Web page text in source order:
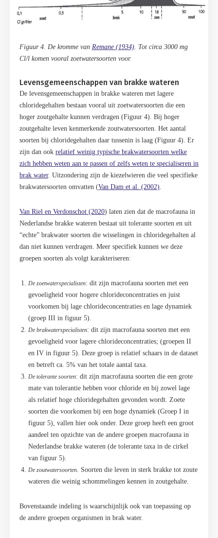
Figuur 4. De kromme van Remane (1934). Tot circa 3000 mg
Cl/l komen vooral zoetwatersoorten voor.
Levensgemeenschappen van brakke wateren
De levensgemeenschappen in brakke wateren met lagere
chloridegehalten bestaan vooral uit zoetwatersoorten die een
hoger zoutgehalte kunnen verdragen (Figuur 4). Bij hoger
zoutgehalte leven kenmerkende zoutwatersoorten. Het aantal
soorten bij chloridegehalten daar tussenin is laag (Figuur 4). Er
zijn dan ook relatief weinig typische brakwatersoorten welke
zich hebben weten aan te passen of zelfs weten te specialiseren in
brak water. Uitzondering zijn de kiezelwieren die veel specifieke
brakwatersoorten omvatten (Van Dam et al. (2002).
Van Riel en Verdonschot (2020) laten zien dat de macrofauna in
Nederlandse brakke wateren bestaat uit tolerante soorten en uit
“echte” brakwater soorten die wisselingen in chloridegehalten al
dan niet kunnen verdragen. Meer specifiek kunnen we deze
groepen soorten als volgt karakteriseren:
De zoetwaterspecialisten: dit zijn macrofauna soorten met een
gevoeligheid voor hogere chlorideconcentraties en juist
voorkomen bij lage chlorideconcentraties en lage dynamiek
(groep III in figuur 5).
De brakwaterspecialisten: dit zijn macrofauna soorten met een
gevoeligheid voor lagere chlorideconcentraties; (groepen II
en IV in figuur 5). Deze groep is relatief schaars in de dataset
en betreft ca. 5% van het totale aantal taxa.
De tolerante soorten: dit zijn macrofauna soorten die een grote
mate van tolerantie hebben voor chloride en bij zowel lage
als relatief hoge chloridegehalten gevonden wordt. Zoete
soorten die voorkomen bij een hoge dynamiek (Groep I in
figuur 5), vallen hier ook onder. Deze groep heeft een groot
aandeel ten opzichte van de andere groepen macrofauna in
Nederlandse brakke wateren (de tolerante taxa in de cirkel
van figuur 5).
De zoutwatersoorten. Soorten die leven in sterk brakke tot zoute
wateren die weinig schommelingen kennen in zoutgehalte.
Bovenstaande indeling is waarschijnlijk ook van toepassing op
de andere groepen organismen in brak water.